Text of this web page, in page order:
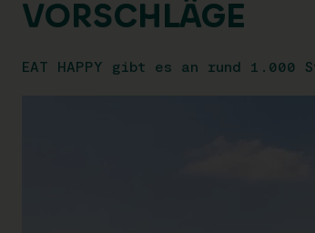
VORSCHLÄGE
EAT HAPPY gibt es an rund 1.000